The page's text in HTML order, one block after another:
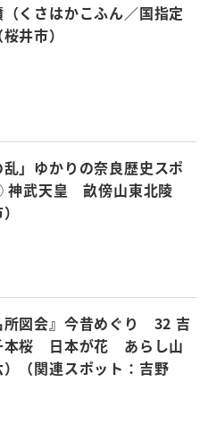
くさはかこふん／国指定
井市）
乱」ゆかりの奈良歴史スポ
武天皇 畝傍山東北陵
所図会』今昔めぐり 32 吉
桜 日本が花 あらし山
）（関連スポット：吉野